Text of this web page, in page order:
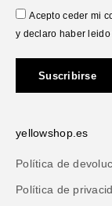
Acepto ceder mi
y declaro haber
Suscribirse
yellowshop.es
Política de
Política de